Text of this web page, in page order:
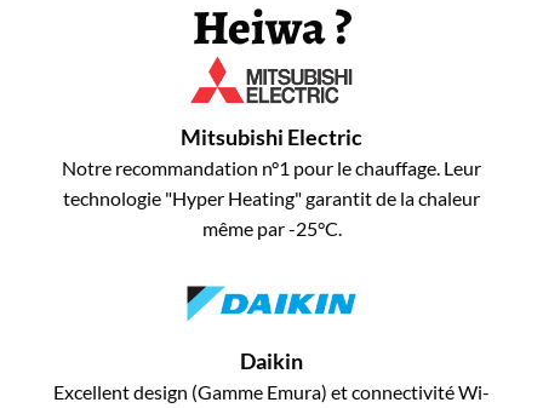
Heiwa ?
Mitsubishi Electric
Notre recommandation n°1 pour le chauffage. Leur
technologie "Hyper Heating" garantit de la chaleur
même par -25°C.
Daikin
Excellent design (Gamme Emura) et connectivité Wi-